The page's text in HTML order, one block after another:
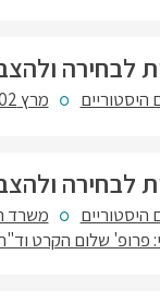
לבחירה
היסטוריים מרץ 2002
לבחירה
היסטוריים
משרד
פרופ' שלום הקרט